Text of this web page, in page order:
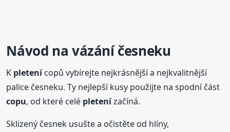
Návod na vázání česneku
K pletenícopů vybírejte nejkrásnější a nejkvalitnější
palice česneku. Ty nejlepší kusy použijte na spodní část
copu, od které celé pletenízačíná.
Sklizený česnek usušte a očistěte od hlíny,